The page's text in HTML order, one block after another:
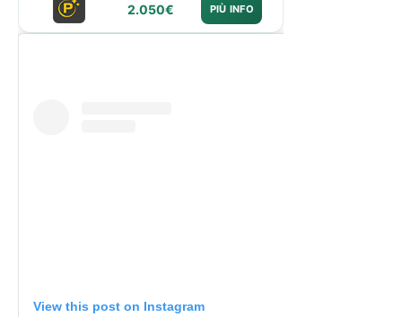
2.050€ PIÙ INFO
View this post on Instagram